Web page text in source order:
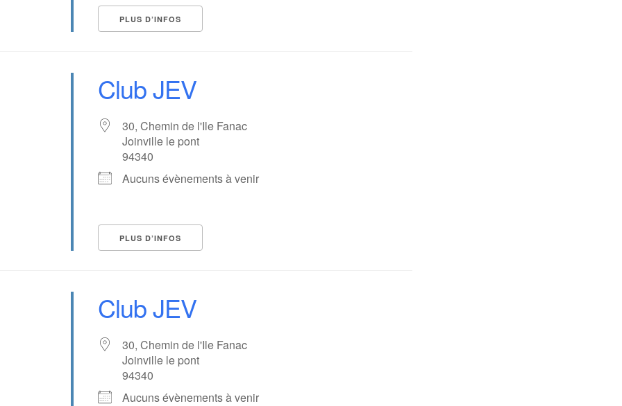
PLUS D’INFOS
Club JEV
30, Chemin de l'Ile Fanac
Joinville le pont
94340
Aucuns évènements à venir
PLUS D’INFOS
Club JEV
30, Chemin de l'Ile Fanac
Joinville le pont
94340
Aucuns évènements à venir